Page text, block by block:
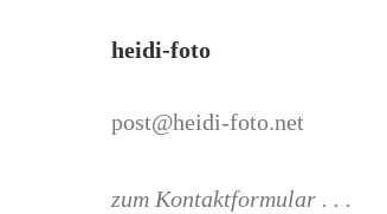
heidi-foto
post@heidi-foto.net
zum Kontaktformular . . .